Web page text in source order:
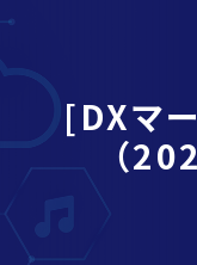
[DXマ
（